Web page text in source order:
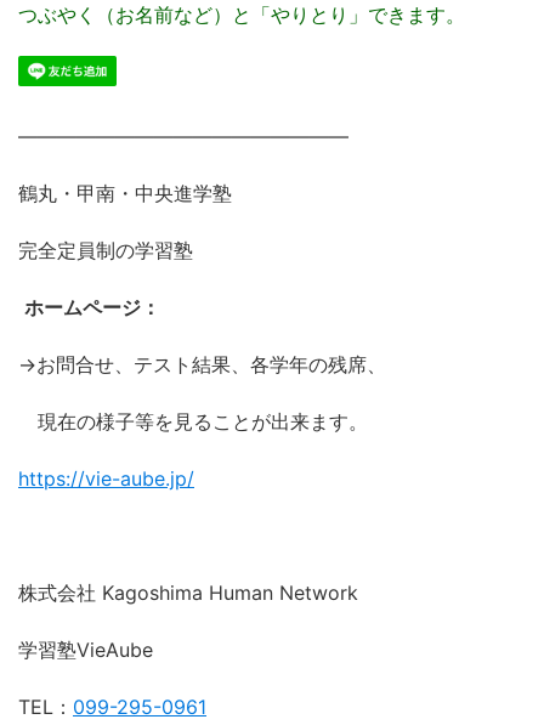
つぶやく（お名前など）と「やりとり」できます。
―――――――――――――――――
鶴丸・甲南・中央進学塾
完全定員制の学習塾
ホームページ：
→お問合せ、テスト結果、各学年の残席、
現在の様子等を見ることが出来ます。
https://vie-aube.jp/
株式会社 Kagoshima Human Network
学習塾VieAube
TEL： 099-295-0961